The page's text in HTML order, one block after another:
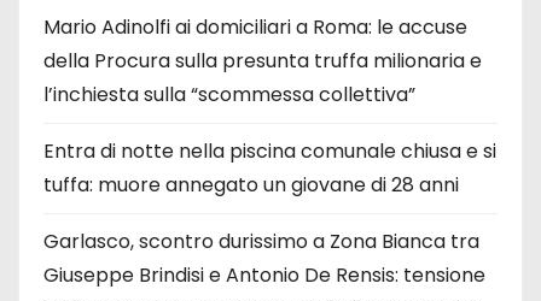
Mario Adinolfi ai domiciliari a Roma: le accuse
della Procura sulla presunta truffa milionaria e
l’inchiesta sulla “scommessa collettiva”
Entra di notte nella piscina comunale chiusa e si
tuffa: muore annegato un giovane di 28 anni
Garlasco, scontro durissimo a Zona Bianca tra
Giuseppe Brindisi e Antonio De Rensis: tensione